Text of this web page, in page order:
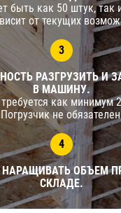
быть как 50 штук, так
от текущих
3
РАЗГРУЗИТЬ И
В МАШИНУ.
как минимум
Погрузчик не
4
НАРАЩИВАТЬ ОБЪЕМ
СКЛАДЕ.